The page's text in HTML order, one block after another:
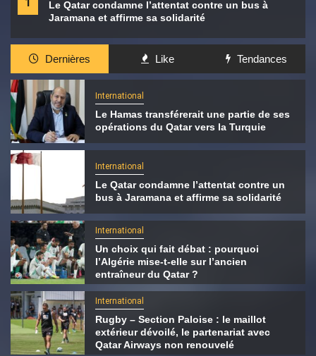
Le Qatar condamne l’attentat contre un bus à
Jaramana et affirme sa solidarité
Dernières Like Tendances
International
Le Hamas transférerait une partie de ses
opérations du Qatar vers la Turquie
International
Le Qatar condamne l’attentat contre un
bus à Jaramana et affirme sa solidarité
International
Un choix qui fait débat : pourquoi
l’Algérie mise-t-elle sur l’ancien
entraîneur du Qatar ?
International
Rugby – Section Paloise : le maillot
extérieur dévoilé, le partenariat avec
Qatar Airways non renouvelé